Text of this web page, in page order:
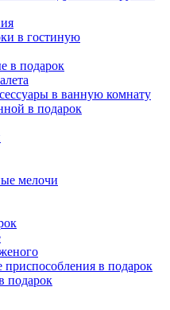
в гостиную
в подарок
в ванную комнату
в подарок
мелочи
в подарок
подарок